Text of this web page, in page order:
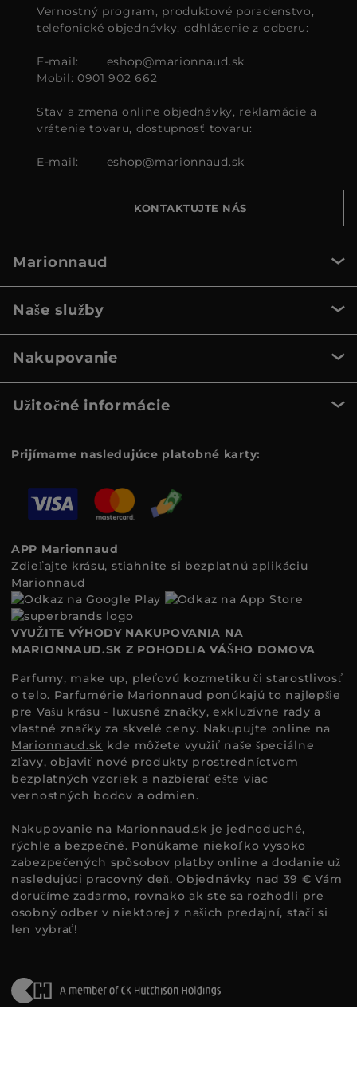
Vernostný program, produktové poradenstvo,
telefonické objednávky, odhlásenie z odberu:
E-mail:
eshop@marionnaud.sk
Mobil: 0901 902 662
Stav a zmena online objednávky, reklamácie a
vrátenie tovaru, dostupnosť tovaru:
E-mail: eshop@marionnaud.sk
KONTAKTUJTE NÁS
Marionnaud
Naše služby
Nakupovanie
Užitočné informácie
Prijímame nasledujúce platobné karty:
APP Marionnaud
Zdieľajte krásu, stiahnite si bezplatnú aplikáciu
Marionnaud
VYUŽITE VÝHODY NAKUPOVANIA NA
MARIONNAUD.SK Z POHODLIA VÁŠHO DOMOVA
Parfumy, make up, pleťovú kozmetiku či starostlivosť
o telo. Parfumérie Marionnaud ponúkajú to najlepšie
pre Vašu krásu - luxusné značky, exkluzívne rady a
vlastné značky za skvelé ceny. Nakupujte online na
Marionnaud.sk kde môžete využiť naše špeciálne
zľavy, objaviť nové produkty prostredníctvom
bezplatných vzoriek a nazbierať ešte viac
vernostných bodov a odmien.
Nakupovanie na Marionnaud.sk je jednoduché,
rýchle a bezpečné. Ponúkame niekoľko vysoko
zabezpečených spôsobov platby online a dodanie už
nasledujúci pracovný deň. Objednávky nad 39 € Vám
doručíme zadarmo, rovnako ak ste sa rozhodli pre
osobný odber v niektorej z našich predajní, stačí si
len vybrať!